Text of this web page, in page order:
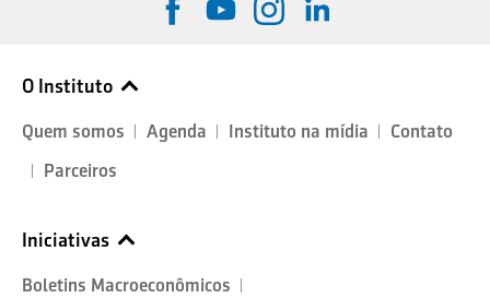
O Instituto
Quem somos Agenda Instituto na mídia
Contato
Parceiros
Iniciativas
Boletins Macroeconômicos